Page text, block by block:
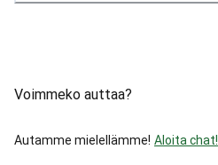
Voimmeko auttaa?
Autamme mielellämme! Aloita chat!